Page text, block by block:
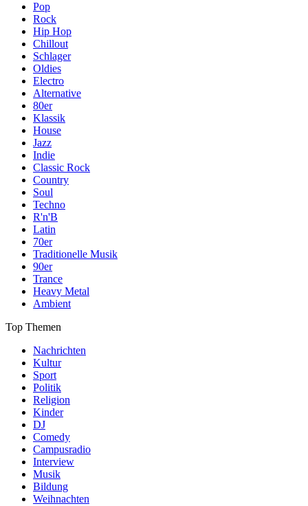
Pop
Rock
Hip Hop
Chillout
Schlager
Oldies
Electro
Alternative
80er
Klassik
House
Jazz
Indie
Classic Rock
Country
Soul
Techno
R'n'B
Latin
70er
Traditionelle Musik
90er
Trance
Heavy Metal
Ambient
Top Themen
Nachrichten
Kultur
Sport
Politik
Religion
Kinder
DJ
Comedy
Campusradio
Interview
Musik
Bildung
Weihnachten